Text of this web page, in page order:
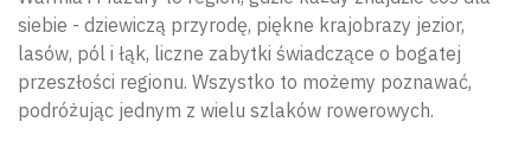
siebie - dziewiczą przyrodę, piękne krajobrazy jezior,
lasów, pól i łąk, liczne zabytki świadczące o bogatej
przeszłości regionu. Wszystko to możemy poznawać,
podróżując jednym z wielu szlaków rowerowych.